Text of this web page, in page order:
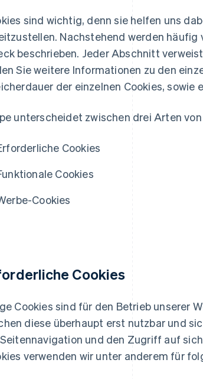
sind wichtig, denn sie helfen uns
Nachstehend werden
beschrieben. Jeder Abschnitt
Sie weitere Informationen zu den
der einzelnen Cookies,
unterscheidet zwischen drei Arten von
Cookies
Cookies
Cookies
Cookies
Cookies sind für den Betrieb unserer
diese überhaupt erst nutzbar und
und den Zugriff auf
verwenden wir unter anderem für